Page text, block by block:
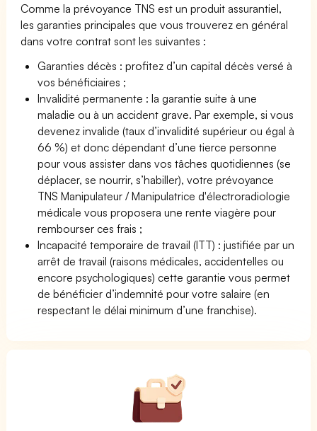
Comme la prévoyance TNS est un produit assurantiel,
les garanties principales que vous trouverez en général
dans votre contrat sont les suivantes :
Garanties décès : profitez d’un capital décès versé à
vos bénéficiaires ;
Invalidité permanente : la garantie suite à une
maladie ou à un accident grave. Par exemple, si vous
devenez invalide (taux d’invalidité supérieur ou égal à
66 %) et donc dépendant d’une tierce personne
pour vous assister dans vos tâches quotidiennes (se
déplacer, se nourrir, s’habiller), votre prévoyance
TNS Manipulateur / Manipulatrice d'électroradiologie
médicale vous proposera une rente viagère pour
rembourser ces frais ;
Incapacité temporaire de travail (ITT) : justifiée par un
arrêt de travail (raisons médicales, accidentelles ou
encore psychologiques) cette garantie vous permet
de bénéficier d’indemnité pour votre salaire (en
respectant le délai minimum d’une franchise).